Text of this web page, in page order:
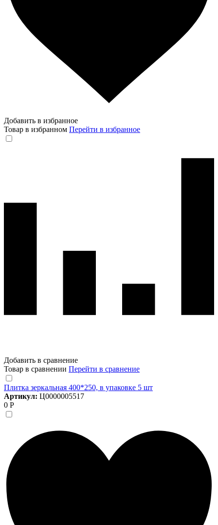
Добавить в избранное
Товар в избранном Перейти в избранное
Добавить в сравнение
Товар в сравнении Перейти в сравнение
Плитка зеркальная 400*250, в упаковке 5 шт
Артикул: Ц0000005517
0 Р